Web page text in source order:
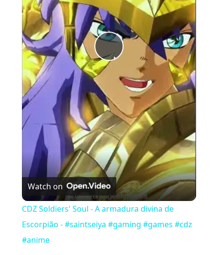
Play
Video
Watch on
CDZ Soldiers' Soul - A armadura divina de
Escorpião - #saintseiya #gaming #games #cdz
#anime